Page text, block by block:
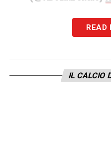
LA PLAYLIST DELLE
READ
IL CALCIO